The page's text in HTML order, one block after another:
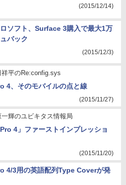
(2015/12/14)
ソフト、Surface 3購入で最大1万
バック
(2015/12/3)
祥平のRe:config.sys
4、そのモバイルの点と線
(2015/11/27)
一輝のユビキタス情報局
4」ファーストインプレッショ
(2015/11/20)
4/3用の英語配列Type Coverが発